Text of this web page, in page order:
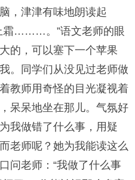
，津津有味地朗读起
霜………。”语文老师的眼
的，可以塞下一个苹果
。同学们从没见过老师做
教师用奇怪的目光凝视着
呆呆地坐在那儿。气氛好
我做错了什么事，用疑
老师呢？她为我能读这么
问老师：“我做了什么事